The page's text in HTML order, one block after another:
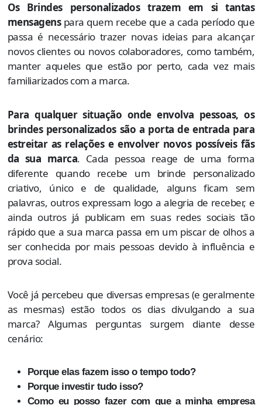
Os Brindes personalizados trazem em si tantas
mensagenspara quem recebe que a cada período que
passa é necessário trazer novas ideias para alcançar
novos clientes ou novos colaboradores, como também,
manter aqueles que estão por perto, cada vez mais
familiarizados com a marca.
Para qualquer situação onde envolva pessoas, os
brindes personalizados são a porta de entrada para
estreitar as relações e envolver novos possíveis fãs
da sua marca. Cada pessoa reage de uma forma
diferente quando recebe um brinde personalizado
criativo, único e de qualidade, alguns ficam sem
palavras, outros expressam logo a alegria de receber, e
ainda outros já publicam em suas redes sociais tão
rápido que a sua marca passa em um piscar de olhos a
ser conhecida por mais pessoas devido à influência e
prova social.
Você já percebeu que diversas empresas (e geralmente
as mesmas) estão todos os dias divulgando a sua
marca? Algumas perguntas surgem diante desse
cenário:
Porque elas fazem isso o tempo todo?
Porque investir tudo isso?
Como eu posso fazer com que a minha empresa